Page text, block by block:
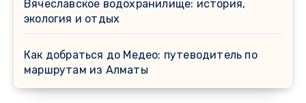
Вячеславское водохранилище: история,
экология и отдых
Как добраться до Медео: путеводитель по
маршрутам из Алматы